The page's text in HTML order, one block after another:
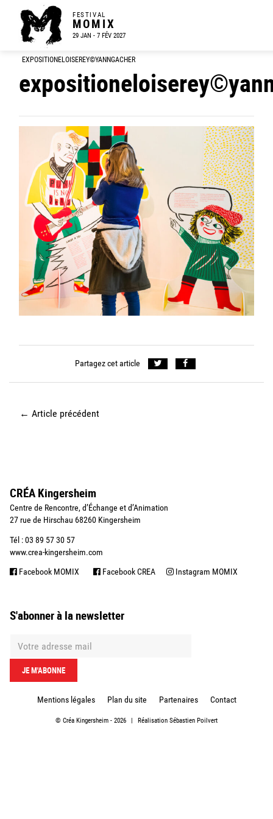
FESTIVAL
MOMIX
29 JAN - 7 FÉV 2027
EXPOSITIONELOISEREY©YANNGACHER
Partagez cet article
← Article précédent
CRÉA Kingersheim
Centre de Rencontre, d’Échange et d’Animation
27 rue de Hirschau 68260 Kingersheim
Tél : 03 89 57 30 57
www.crea-kingersheim.com
Facebook MOMIX Facebook CREA Instagram MOMIX
S'abonner à la newsletter
Mentions légales Plan du site Partenaires Contact
© Créa Kingersheim - 2026 Réalisation Sébastien Poilvert